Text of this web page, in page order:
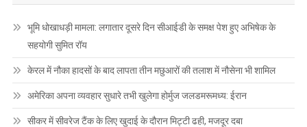
भूमि धोखाधड़ी मामला: लगातार दूसरे दिन सीआईडी के समक्ष पेश हुए अभिषेक के
सहयोगी सुमित रॉय
केरल में नौका हादसों के बाद लापता तीन मछुआरों की तलाश में नौसेना भी शामिल
अमेरिका अपना व्यवहार सुधारे तभी खुलेगा होर्मुज जलडमरूमध्य: ईरान
सीकर में सीवरेज टैंक के लिए खुदाई के दौरान मिट्टी ढही, मजदूर दबा